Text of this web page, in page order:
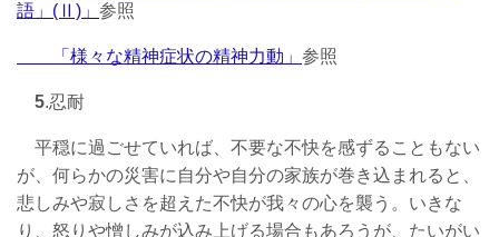
語」(Ⅱ)」 参照
「様々な精神症状の精神力動」 参照
5.忍耐
平穏に過ごせていれば、不要な不快を感ずることもない
が、何らかの災害に自分や自分の家族が巻き込まれると、
悲しみや寂しさを超えた不快が我々の心を襲う。いきな
り、怒りや憎しみが込み上げる場合もあろうが、たいがい